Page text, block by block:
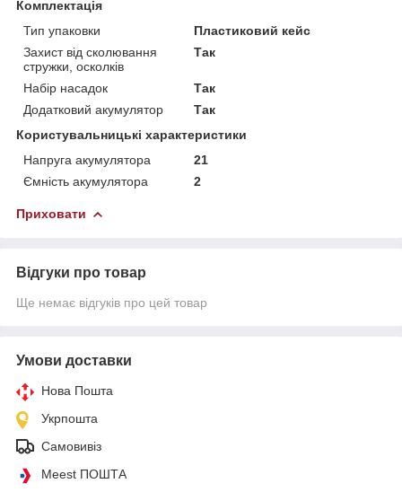
Комплектація
Тип упаковки
Пластиковий кейс
Захист від сколювання
стружки, осколків
Так
Набір насадок
Так
Додатковий акумулятор
Так
Користувальницькі характеристики
Напруга акумулятора
21
Ємність акумулятора
2
Приховати
Відгуки про товар
Ще немає відгуків про цей товар
Умови доставки
Нова Пошта
Укрпошта
Самовивіз
Meest ПОШТА